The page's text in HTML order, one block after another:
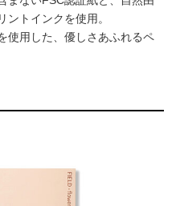
トインクを使用。
使用した、優しさあふれるペ